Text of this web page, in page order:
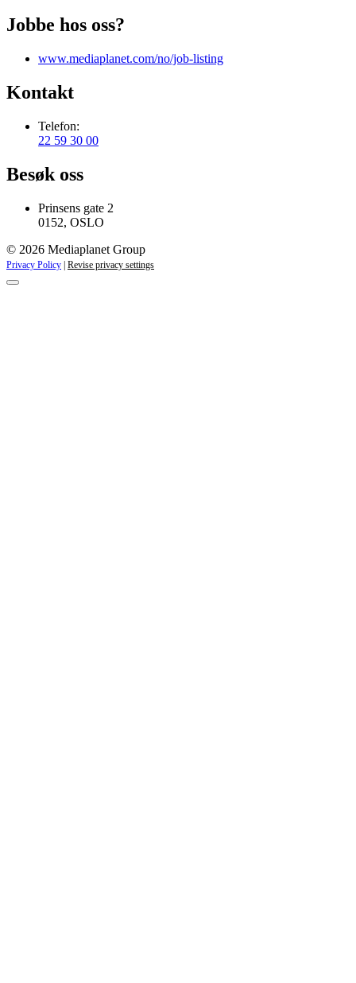
Jobbe hos oss?
www.mediaplanet.com/no/job-listing
Kontakt
Telefon:
22 59 30 00
Besøk oss
Prinsens gate 2
0152, OSLO
© 2026 Mediaplanet Group
Privacy Policy Revise privacy settings